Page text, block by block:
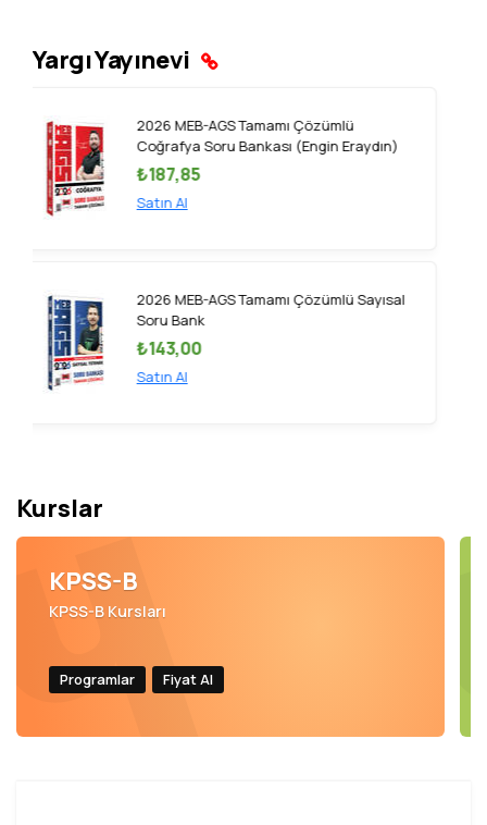
Yargı Yayınevi
2026 KPSS GY Tamamı Çözümlü
Matematik Soru Bankası
₺175,50
Satın Al
2026 KPSS Lise Ön Lisans GK-GY Tüm
Dersler Konu Anlatımı Modüler Set (5
Kitap)
₺649,35
Kurslar
KPSS-B
KPSS-B Kursları
Programlar Fiyat Al